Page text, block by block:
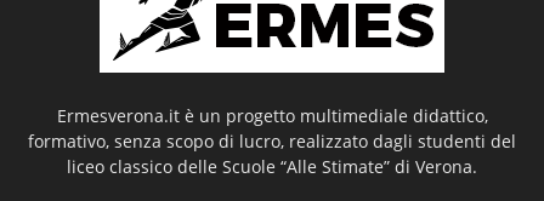
Ermesverona.it è un progetto multimediale didattico,
formativo, senza scopo di lucro, realizzato dagli studenti del
liceo classico delle Scuole “Alle Stimate” di Verona.